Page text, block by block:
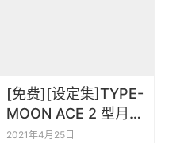
[免费][设定集]TYPE-
MOON ACE 2 型月角
色设定
2021年4月25日